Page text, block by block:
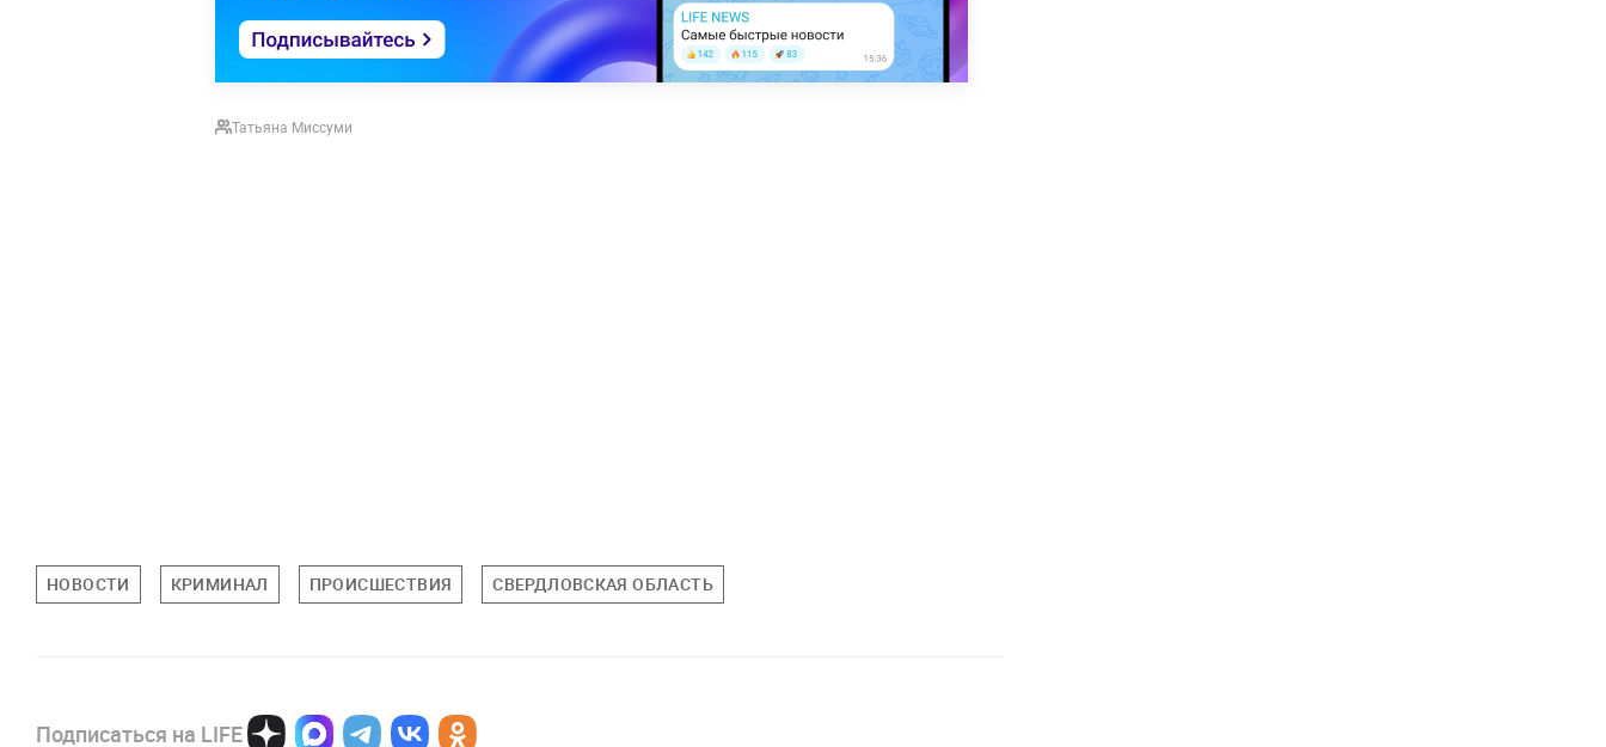
Татьяна Миссуми
НОВОСТИ КРИМИНАЛ ПРОИСШЕСТВИЯ СВЕРДЛОВСКАЯ ОБЛАСТЬ
Подписаться на LIFE